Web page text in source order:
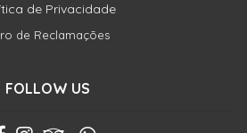
de Privacidade
de Reclamações
FOLLOW US